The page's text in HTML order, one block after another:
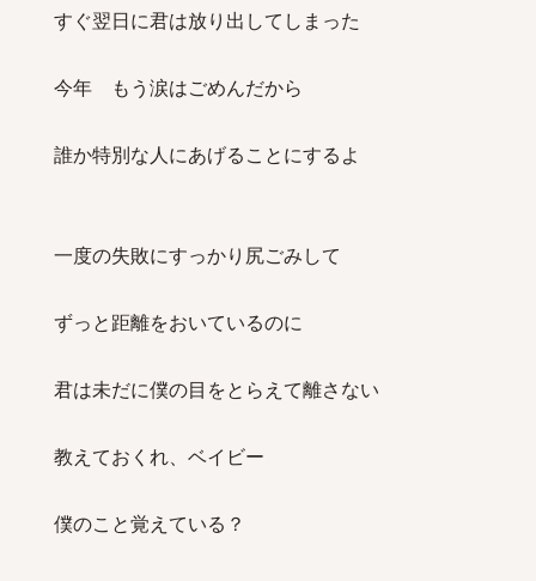
すぐ翌日に君は放り出してしまった
今年 もう涙はごめんだから
誰か特別な人にあげることにするよ
一度の失敗にすっかり尻ごみして
ずっと距離をおいているのに
君は未だに僕の目をとらえて離さない
教えておくれ、ベイビー
僕のこと覚えている？